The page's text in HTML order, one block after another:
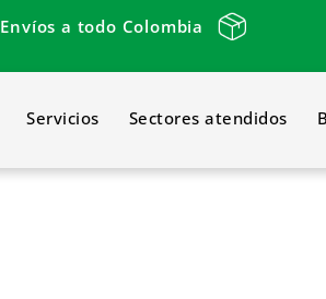
Envíos a todo Colombia
Servicios Sectores atendidos